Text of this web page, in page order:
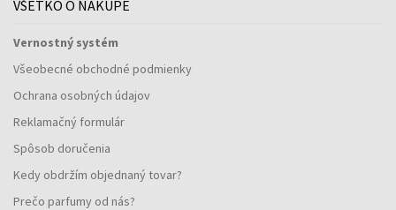
VŠETKO O NÁKUPE
Vernostný systém
Všeobecné obchodné podmienky
Ochrana osobných údajov
Reklamačný formulár
Spôsob doručenia
Kedy obdržím objednaný tovar?
Prečo parfumy od nás?